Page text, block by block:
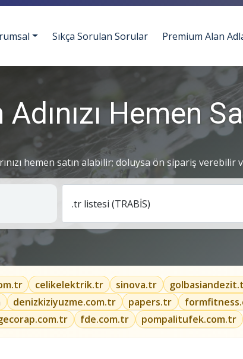
Sıkça Sorulan Sorular Premium Alan
Hemen
hemen satın alabilir; doluysa ön sipariş
celikelektrik.tr sinova.tr
denizkiziyuzme.com.tr papers.tr
fde.com.tr pompalitufek.com.tr